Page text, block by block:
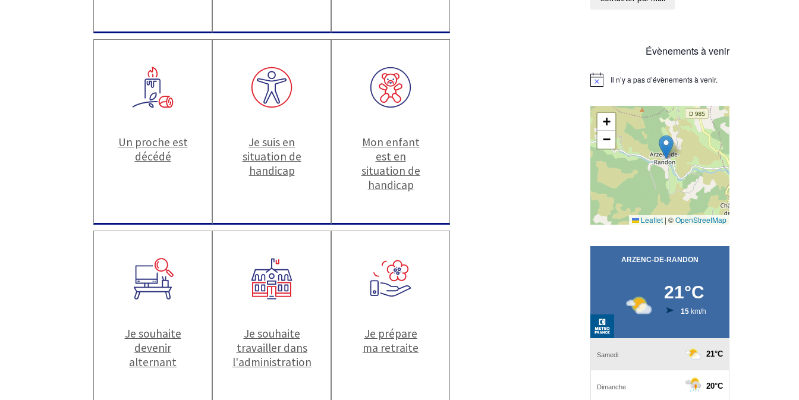
Un proche est
décédé
Je suis en
situation de
handicap
Mon enfant
est en
situation de
handicap
Je souhaite
devenir
alternant
Je souhaite
travailler dans
l'administration
Je prépare
ma retraite
Évènements à venir
N
i
Il n’y a pas d’évènements à venir.
+
−
Leaflet | ©OpenStreetMap